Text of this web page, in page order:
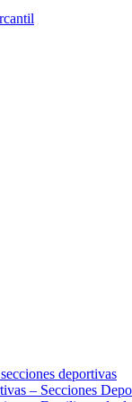
deportivas
– Secciones